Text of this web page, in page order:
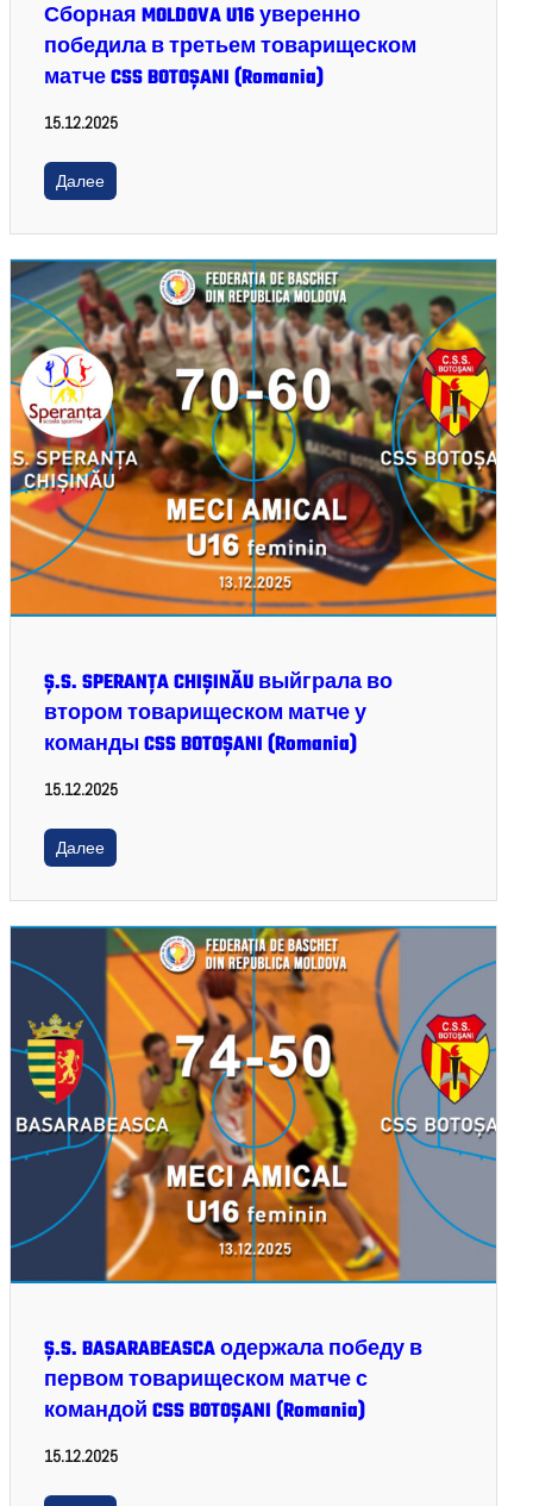
Сборная MOLDOVA U16 уверенно
победила в третьем товарищеском
матче CSS BOTOȘANI (Romania)
15.12.2025
Далее
Ș.S. SPERANȚA CHIȘINĂU выйграла во
втором товарищеском матче у
команды CSS BOTOȘANI (Romania)
15.12.2025
Далее
Ș.S. BASARABEASCA одержала победу в
первом товарищеском матче с
командой CSS BOTOȘANI (Romania)
15.12.2025